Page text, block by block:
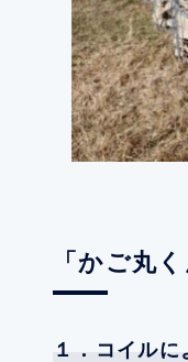
「かご丸
１．コイル